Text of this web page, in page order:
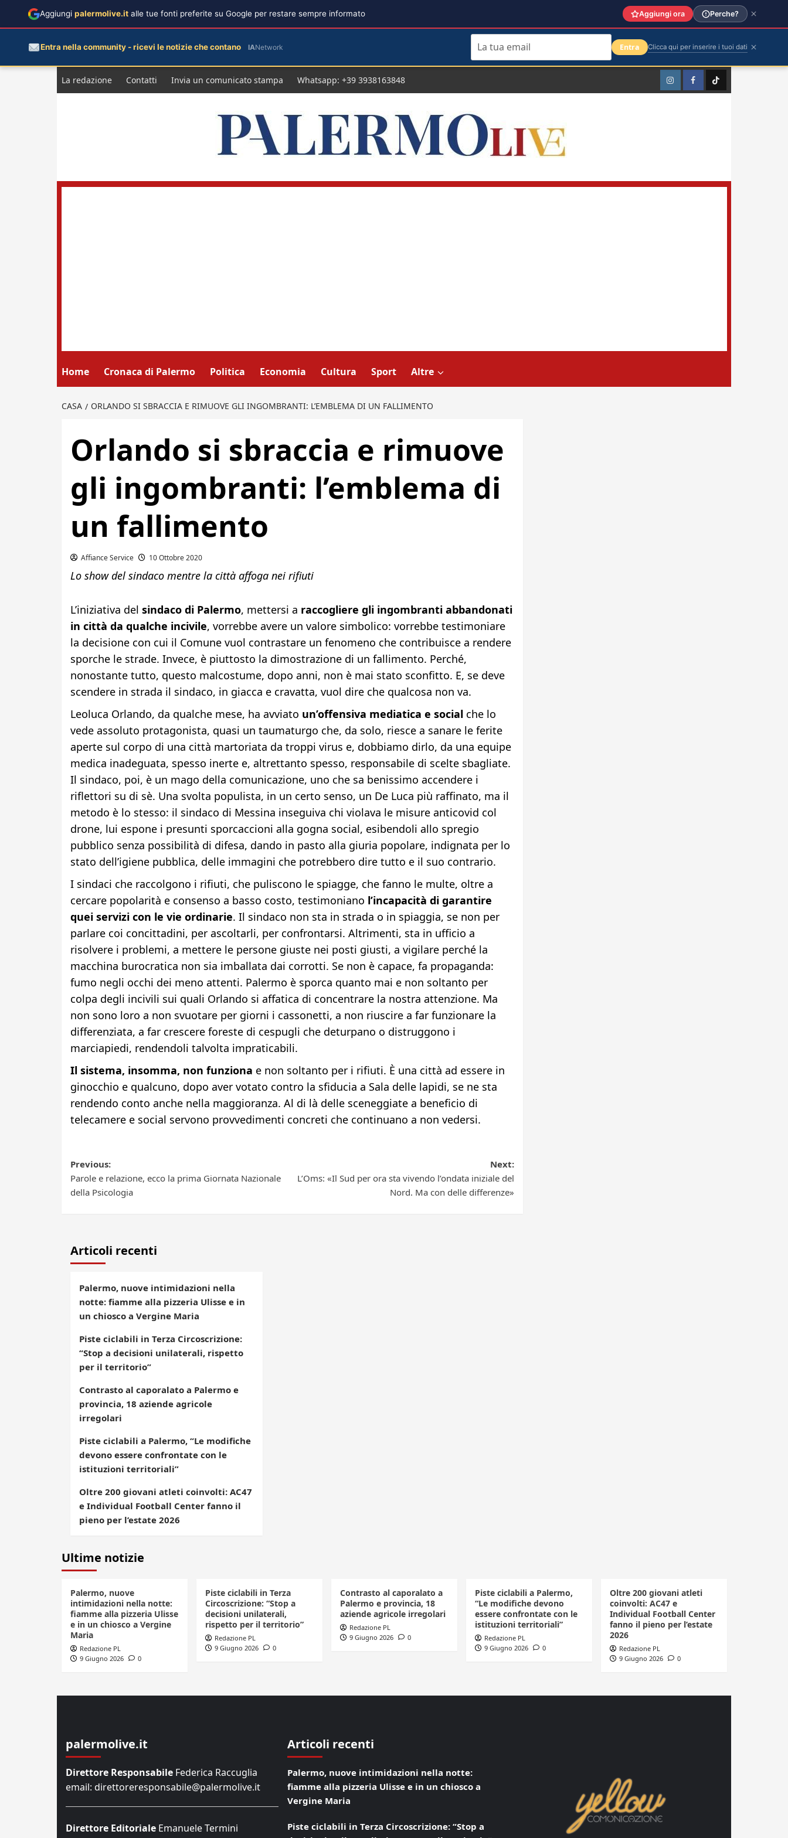
La redazione Contatti Invia un comunicato stampa Whatsapp: +39 3938163848 InstagramFacebookTikTok
Home Cronaca di Palermo Politica Economia Cultura Sport Altre
CASA ORLANDO SI SBRACCIA E RIMUOVE GLI INGOMBRANTI: L’EMBLEMA DI UN FALLIMENTO
Orlando si sbraccia e rimuove
gli ingombranti: l’emblema di
un fallimento
Affiance Service 10 Ottobre 2020
Lo show del sindaco mentre la città affoga nei rifiuti
L’iniziativa del sindaco di Palermo, mettersi a raccogliere gli ingombranti abbandonati
in città da qualche incivile, vorrebbe avere un valore simbolico: vorrebbe testimoniare
la decisione con cui il Comune vuol contrastare un fenomeno che contribuisce a rendere
sporche le strade. Invece, è piuttosto la dimostrazione di un fallimento. Perché,
nonostante tutto, questo malcostume, dopo anni, non è mai stato sconfitto. E, se deve
scendere in strada il sindaco, in giacca e cravatta, vuol dire che qualcosa non va.
Leoluca Orlando, da qualche mese, ha avviato un’offensiva mediatica e socialche lo
vede assoluto protagonista, quasi un taumaturgo che, da solo, riesce a sanare le ferite
aperte sul corpo di una città martoriata da troppi virus e, dobbiamo dirlo, da una equipe
medica inadeguata, spesso inerte e, altrettanto spesso, responsabile di scelte sbagliate.
Il sindaco, poi, è un mago della comunicazione, uno che sa benissimo accendere i
riflettori su di sè. Una svolta populista, in un certo senso, un De Luca più raffinato, ma il
metodo è lo stesso: il sindaco di Messina inseguiva chi violava le misure anticovid col
drone, lui espone i presunti sporcaccioni alla gogna social, esibendoli allo spregio
pubblico senza possibilità di difesa, dando in pasto alla giuria popolare, indignata per lo
stato dell’igiene pubblica, delle immagini che potrebbero dire tutto e il suo contrario.
I sindaci che raccolgono i rifiuti, che puliscono le spiagge, che fanno le multe, oltre a
cercare popolarità e consenso a basso costo, testimoniano l’incapacità di garantire
quei servizi con le vie ordinarie. Il sindaco non sta in strada o in spiaggia, se non per
parlare coi concittadini, per ascoltarli, per confrontarsi. Altrimenti, sta in ufficio a
risolvere i problemi, a mettere le persone giuste nei posti giusti, a vigilare perché la
macchina burocratica non sia imballata dai corrotti. Se non è capace, fa propaganda:
fumo negli occhi dei meno attenti. Palermo è sporca quanto mai e non soltanto per
colpa degli incivili sui quali Orlando si affatica di concentrare la nostra attenzione. Ma
non sono loro a non svuotare per giorni i cassonetti, a non riuscire a far funzionare la
differenziata, a far crescere foreste di cespugli che deturpano o distruggono i
marciapiedi, rendendoli talvolta impraticabili.
Il sistema, insomma, non funziona e non soltanto per i rifiuti. È una città ad essere in
ginocchio e qualcuno, dopo aver votato contro la sfiducia a Sala delle lapidi, se ne sta
rendendo conto anche nella maggioranza. Al di là delle sceneggiate a beneficio di
telecamere e social servono provvedimenti concreti che continuano a non vedersi.
Post
navigation
Previous:
Parole e relazione, ecco la prima Giornata Nazionale
della Psicologia
Next:
L’Oms: «Il Sud per ora sta vivendo l’ondata iniziale del
Nord. Ma con delle differenze»
Articoli recenti
Palermo, nuove intimidazioni nella
notte: fiamme alla pizzeria Ulisse e in
un chiosco a Vergine Maria
Piste ciclabili in Terza Circoscrizione:
“Stop a decisioni unilaterali, rispetto
per il territorio”
Contrasto al caporalato a Palermo e
provincia, 18 aziende agricole
irregolari
Piste ciclabili a Palermo, “Le modifiche
devono essere confrontate con le
istituzioni territoriali”
Oltre 200 giovani atleti coinvolti: AC47
e Individual Football Center fanno il
pieno per l’estate 2026
Ultime notizie
Palermo, nuove
intimidazioni nella notte:
fiamme alla pizzeria Ulisse
e in un chiosco a Vergine
Maria
Redazione PL
9 Giugno 2026
0
Piste ciclabili in Terza
Circoscrizione: “Stop a
decisioni unilaterali,
rispetto per il territorio”
Redazione PL
9 Giugno 2026
0
Contrasto al caporalato a
Palermo e provincia, 18
aziende agricole irregolari
Redazione PL
9 Giugno 2026
0
Piste ciclabili a Palermo,
“Le modifiche devono
essere confrontate con le
istituzioni territoriali”
Redazione PL
9 Giugno 2026
0
Oltre 200 giovani atleti
coinvolti: AC47 e
Individual Football Center
fanno il pieno per l’estate
2026
Redazione PL
9 Giugno 2026
0
palermolive.it
Direttore Responsabile Federica Raccuglia
email: direttoreresponsabile@palermolive.it
Direttore Editoriale Emanuele Termini
Articoli recenti
Palermo, nuove intimidazioni nella notte:
fiamme alla pizzeria Ulisse e in un chiosco a
Vergine Maria
Piste ciclabili in Terza Circoscrizione: “Stop a
Aggiungi palermolive.it alle tue fonti preferite su Google per restare sempre informato Aggiungi ora Perche?
Entra nella community - ricevi le notizie che contano IANetwork Entra Clicca qui per inserire i tuoi dati